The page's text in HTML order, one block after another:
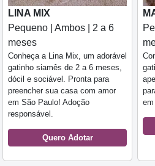
LINA MIX
Pequeno | Ambos | 2 a 6
meses
Conheça a Lina Mix, um adorável
gatinho siamês de 2 a 6 meses,
dócil e sociável. Pronta para
preencher sua casa com amor
em São Paulo! Adoção
responsável.
Quero Adotar